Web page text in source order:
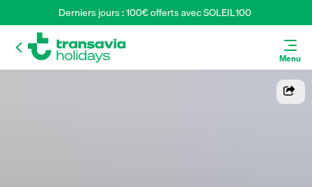
Derniers jours : 100€ offerts avec SOLEIL100
Menu